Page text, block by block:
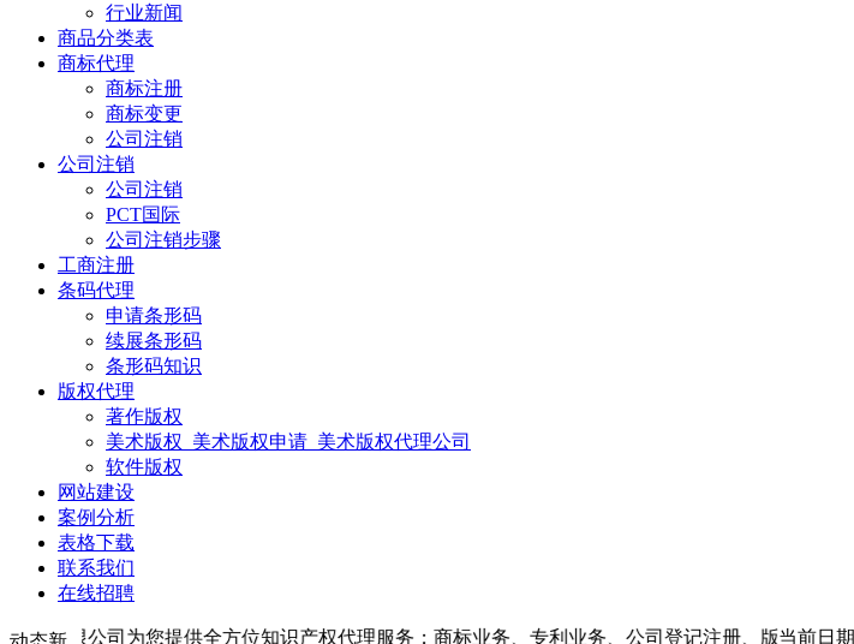
行业新闻
商品分类表
商标代理
商标注册
商标变更
公司注销
公司注销
公司注销
PCT国际
公司注销步骤
工商注册
条码代理
申请条形码
续展条形码
条形码知识
版权代理
著作版权
美术版权_美术版权申请_美术版权代理公司
软件版权
网站建设
案例分析
表格下载
联系我们
在线招聘
限公司为您提供全方位知识产权代理服务：商标业务、专利业务、公司登记注册、版权登记、条当前日期